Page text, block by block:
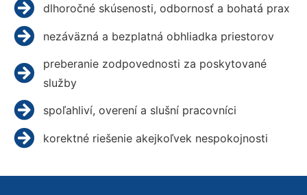
dlhoročné skúsenosti, odbornosť a bohatá prax
nezáväzná a bezplatná obhliadka priestorov
preberanie zodpovednosti za poskytované
služby
spoľahliví, overení a slušní pracovníci
korektné riešenie akejkoľvek nespokojnosti